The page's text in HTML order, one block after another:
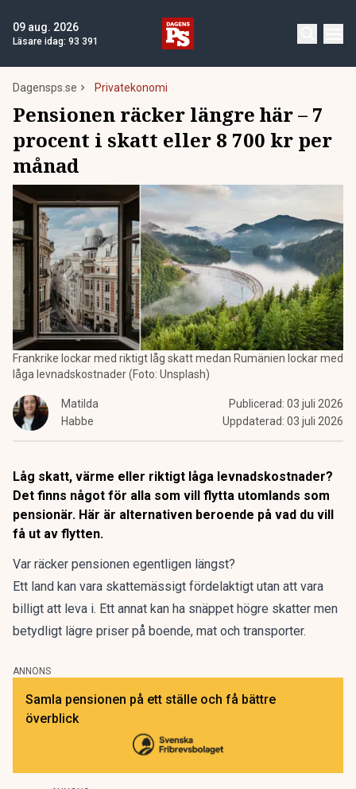
09 aug. 2026
Läsare idag: 93 391
Dagensps.se Privatekonomi
Pensionen räcker längre här – 7
procent i skatt eller 8 700 kr per
månad
Frankrike lockar med riktigt låg skatt medan Rumänien lockar med
låga levnadskostnader (Foto: Unsplash)
Matilda
Habbe
Publicerad: 03 juli 2026
Uppdaterad: 03 juli 2026
Låg skatt, värme eller riktigt låga levnadskostnader?
Det finns något för alla som vill flytta utomlands som
pensionär. Här är alternativen beroende på vad du vill
få ut av flytten.
Var räcker pensionen egentligen längst?
Ett land kan vara skattemässigt fördelaktigt utan att vara
billigt att leva i. Ett annat kan ha snäppet högre skatter men
betydligt lägre priser på boende, mat och transporter.
ANNONS
Samla pensionen på ett ställe och få bättre
överblick